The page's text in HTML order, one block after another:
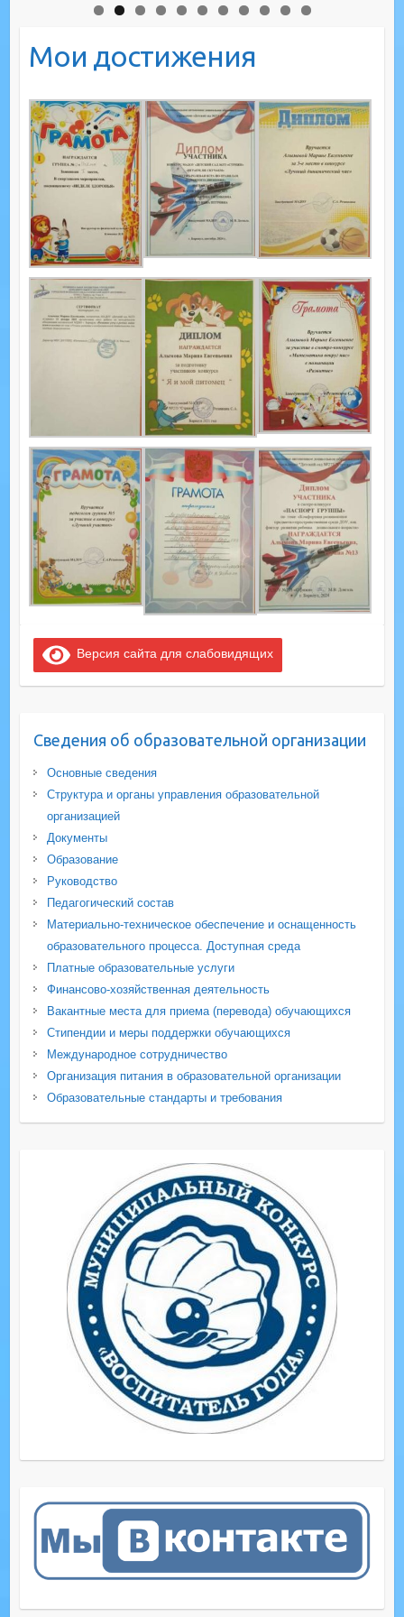
Мои достижения
Версия сайта для слабовидящих
Сведения об образовательной организации
Основные сведения
Структура и органы управления образовательной
организацией
Документы
Образование
Руководство
Педагогический состав
Материально-техническое обеспечение и оснащенность
образовательного процесса. Доступная среда
Платные образовательные услуги
Финансово-хозяйственная деятельность
Вакантные места для приема (перевода) обучающихся
Стипендии и меры поддержки обучающихся
Международное сотрудничество
Организация питания в образовательной организации
Образовательные стандарты и требования